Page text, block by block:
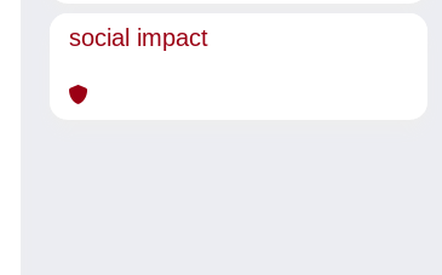
social impact